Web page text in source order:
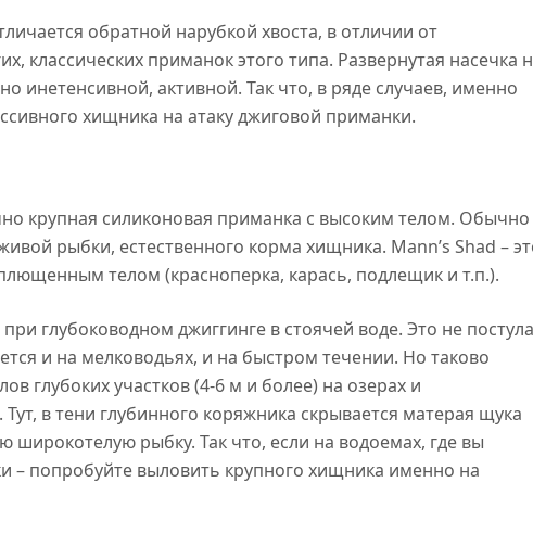
обратной нарубкой хвоста, в отличии от
классических приманок этого типа. Развернутая насечка
инетенсивной, активной. Так что, в ряде случаев, именно
хищника на атаку джиговой приманки.
крупная силиконовая приманка с высоким телом. Обычно
рыбки, естественного корма хищника. Mann’s Shad –
телом (красноперка, карась, подлещик и т.п.).
глубоководном джиггинге в стоячей воде. Это не
и на мелководьях, и на быстром течении. Но таково
глубоких участков (4-6 м и более) на озерах и
в тени глубинного коряжника скрывается матерая щука
широкотелую рыбку. Так что, если на водоемах, где вы
– попробуйте выловить крупного хищника именно на